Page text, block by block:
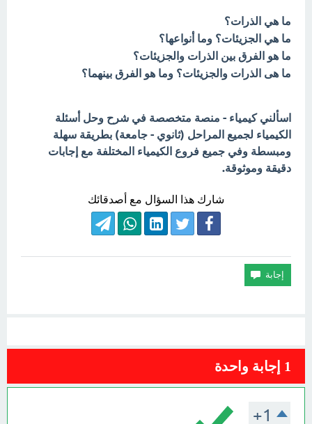
ما هي الذرات؟
ما هي الجزيئات؟ وما أنواعها؟
ما هو الفرق بين الذرات والجزيئات؟
ما هى الذرات والجزيئات؟ وما هو الفرق بينهما؟
اسألني كيمياء - منصة متخصصة في شرح وحل أسئلة
الكيمياء لجميع المراحل (ثانوي - جامعة) بطريقة سهلة
ومبسطة وفي جميع فروع الكيمياء المختلفة مع إجابات
دقيقة وموثوقة.
شارك هذا السؤال مع أصدقائك
1 إجابة واحدة
+1